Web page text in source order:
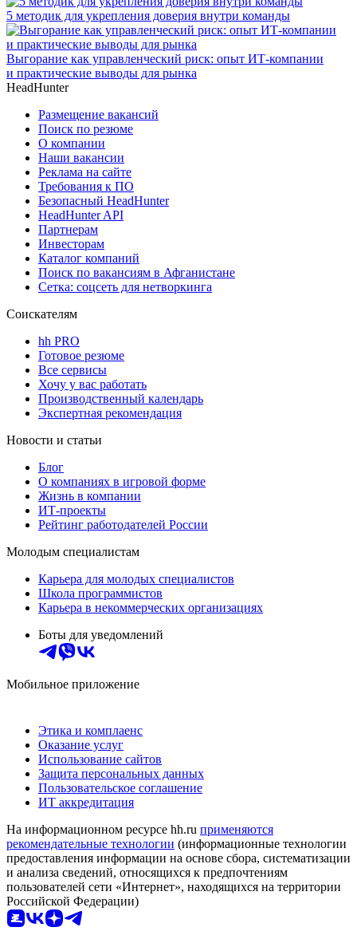
5 методик для укрепления доверия внутри команды
Выгорание как управленческий риск: опыт ИТ-компании
и практические выводы для рынка
HeadHunter
Размещение вакансий
Поиск по резюме
О компании
Наши вакансии
Реклама на сайте
Требования к ПО
Безопасный HeadHunter
HeadHunter API
Партнерам
Инвесторам
Каталог компаний
Поиск по вакансиям в Афганистане
Сетка: соцсеть для нетворкинга
Соискателям
hh PRO
Готовое резюме
Все сервисы
Хочу у вас работать
Производственный календарь
Экспертная рекомендация
Новости и статьи
Блог
О компаниях в игровой форме
Жизнь в компании
ИТ-проекты
Рейтинг работодателей России
Молодым специалистам
Карьера для молодых специалистов
Школа программистов
Карьера в некоммерческих организациях
Боты для уведомлений
Мобильное приложение
Этика и комплаенс
Оказание услуг
Использование сайтов
Защита персональных данных
Пользовательское соглашение
ИТ аккредитация
На информационном ресурсе hh.ru применяются
рекомендательные технологии (информационные технологии
предоставления информации на основе сбора, систематизации
и анализа сведений, относящихся к предпочтениям
пользователей сети «Интернет», находящихся на территории
Российской Федерации)